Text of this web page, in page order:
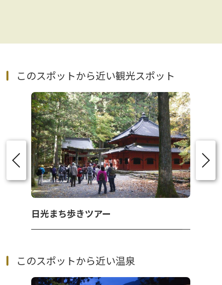
このスポットから近い観光スポット
日光まち歩きツアー
このスポットから近い温泉